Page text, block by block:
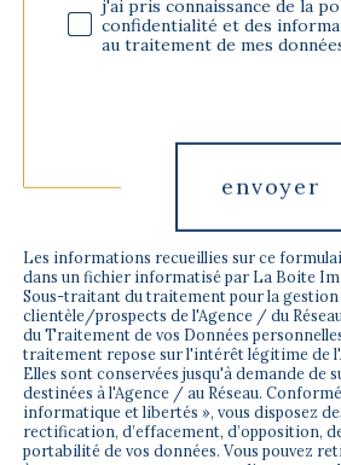
j'ai pris connaissance de la
confidentialité et des
au traitement de mes
envoyer
Les informations recueillies sur ce
dans un fichier informatisé par La Boite
Sous-traitant du traitement pour la gestion
clientèle/prospects de l'Agence / du
du Traitement de vos Données
traitement repose sur l'intérêt légitime de
Elles sont conservées jusqu'à demande de
destinées à l'Agence / au Réseau.
informatique et libertés », vous disposez
rectification, d’effacement, d’opposition,
portabilité de vos données. Vous pouvez